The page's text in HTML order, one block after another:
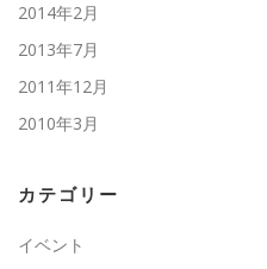
2014年2月
2013年7月
2011年12月
2010年3月
カテゴリー
イベント